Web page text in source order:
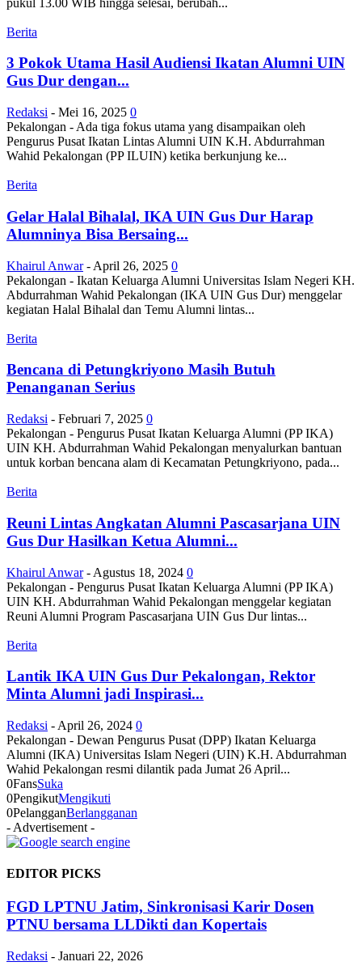
Berita
3 Pokok Utama Hasil Audiensi Ikatan Alumni UIN
Gus Dur dengan...
Redaksi - Mei 16, 2025 0
Pekalongan - Ada tiga fokus utama yang disampaikan oleh
Pengurus Pusat Ikatan Lintas Alumni UIN K.H. Abdurrahman
Wahid Pekalongan (PP ILUIN) ketika berkunjung ke...
Berita
Gelar Halal Bihalal, IKA UIN Gus Dur Harap
Alumninya Bisa Bersaing...
Khairul Anwar - April 26, 2025 0
Pekalongan - Ikatan Keluarga Alumni Universitas Islam Negeri KH.
Abdurrahman Wahid Pekalongan (IKA UIN Gus Dur) menggelar
kegiatan Halal Bihalal dan Temu Alumni lintas...
Berita
Bencana di Petungkriyono Masih Butuh
Penanganan Serius
Redaksi - Februari 7, 2025 0
Pekalongan - Pengurus Pusat Ikatan Keluarga Alumni (PP IKA)
UIN KH. Abdurrahman Wahid Pekalongan menyalurkan bantuan
untuk korban bencana alam di Kecamatan Petungkriyono, pada...
Berita
Reuni Lintas Angkatan Alumni Pascasarjana UIN
Gus Dur Hasilkan Ketua Alumni...
Khairul Anwar - Agustus 18, 2024 0
Pekalongan - Pengurus Pusat Ikatan Keluarga Alumni (PP IKA)
UIN KH. Abdurrahman Wahid Pekalongan menggelar kegiatan
Reuni Alumni Program Pascasarjana UIN Gus Dur lintas...
Berita
Lantik IKA UIN Gus Dur Pekalongan, Rektor
Minta Alumni jadi Inspirasi...
Redaksi - April 26, 2024 0
Pekalongan - Dewan Pengurus Pusat (DPP) Ikatan Keluarga
Alumni (IKA) Universitas Islam Negeri (UIN) K.H. Abdurrahman
Wahid Pekalongan resmi dilantik pada Jumat 26 April...
0FansSuka
0PengikutMengikuti
0PelangganBerlangganan
- Advertisement -
EDITOR PICKS
FGD LPTNU Jatim, Sinkronisasi Karir Dosen
PTNU bersama LLDikti dan Kopertais
Redaksi - Januari 22, 2026